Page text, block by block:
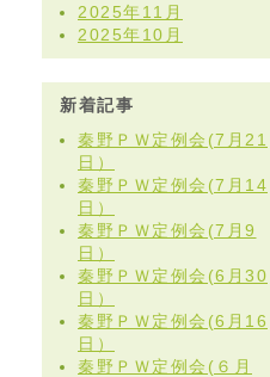
2025年11月
2025年10月
新着記事
秦野ＰＷ定例会(7月21
日）
秦野ＰＷ定例会(7月14
日）
秦野ＰＷ定例会(7月9
日）
秦野ＰＷ定例会(6月30
日）
秦野ＰＷ定例会(6月16
日）
秦野ＰＷ定例会(６月